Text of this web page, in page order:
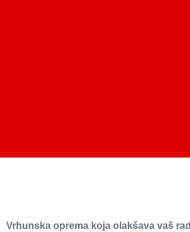
Vrhunska oprema koja olakšava vaš rad